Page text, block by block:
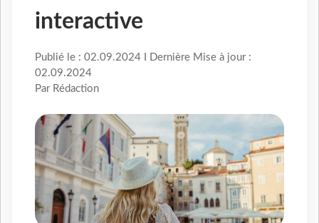
interactive
Publié le : 02.09.2024 I Dernière Mise à jour :
02.09.2024
Par Rédaction